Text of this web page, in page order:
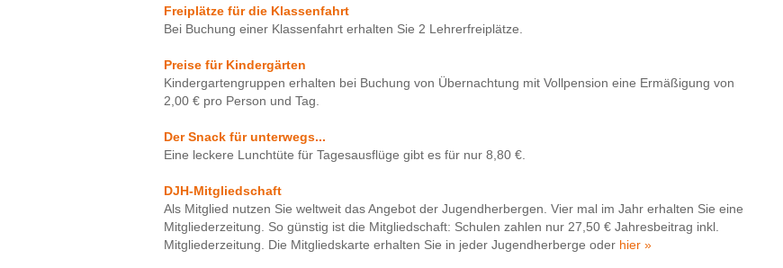
Freiplätze für die Klassenfahrt
Bei Buchung einer Klassenfahrt erhalten Sie 2 Lehrerfreiplätze.
Preise für Kindergärten
Kindergartengruppen erhalten bei Buchung von Übernachtung mit Vollpension eine Ermäßigung von
2,00 € pro Person und Tag.
Der Snack für unterwegs...
Eine leckere Lunchtüte für Tagesausflüge gibt es für nur 8,80 €.
DJH-Mitgliedschaft
Als Mitglied nutzen Sie weltweit das Angebot der Jugendherbergen. Vier mal im Jahr erhalten Sie eine
Mitgliederzeitung. So günstig ist die Mitgliedschaft: Schulen zahlen nur 27,50 € Jahresbeitrag inkl.
Mitgliederzeitung. Die Mitgliedskarte erhalten Sie in jeder Jugendherberge oder hier »